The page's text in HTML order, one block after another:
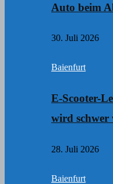
Auto beim
30. Juli 2026
Baienfurt
E-Scooter-
wird schwer
28. Juli 2026
Baienfurt